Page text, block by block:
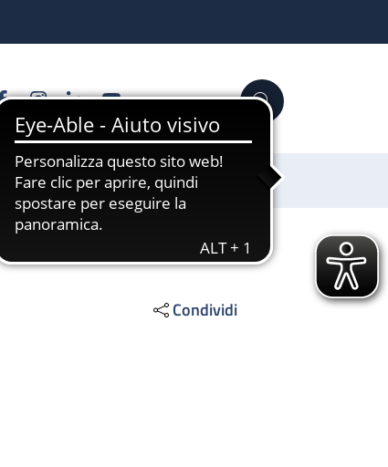
FacebookInstagram
LinkedinYouTube Cerca
Sostienici
Condividi